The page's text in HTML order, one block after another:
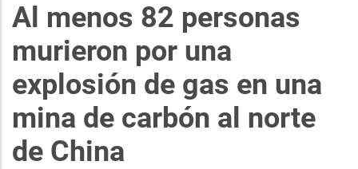
Al menos 82 personas
murieron por una
explosión de gas en una
mina de carbón al norte
de China